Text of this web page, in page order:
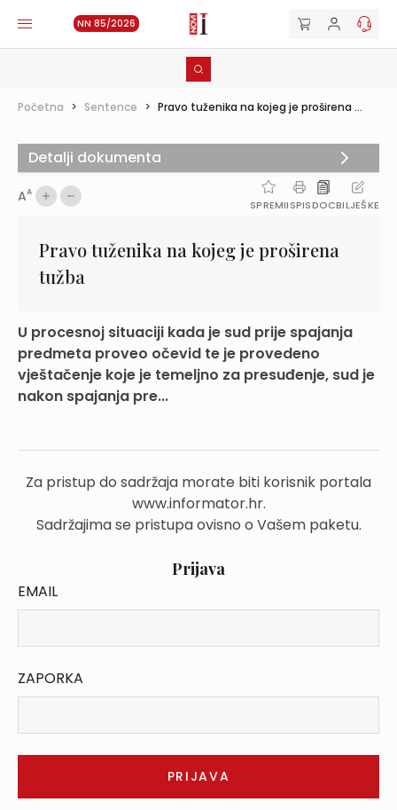
NN 85/2026
Početna > Sentence > Pravo tuženika na kojeg je proširena ...
AA
SPREMIISPISDOCBILJEŠKE
Pravo tuženika na kojeg je proširena
tužba
U procesnoj situaciji kada je sud prije spajanja
predmeta proveo očevid te je provedeno
vještačenje koje je temeljno za presuđenje, sud je
nakon spajanja pre...
Za pristup do sadržaja morate biti korisnik portala
www.informator.hr.
Sadržajima se pristupa ovisno o Vašem paketu.
Prijava
EMAIL
ZAPORKA
Detalji dokumenta